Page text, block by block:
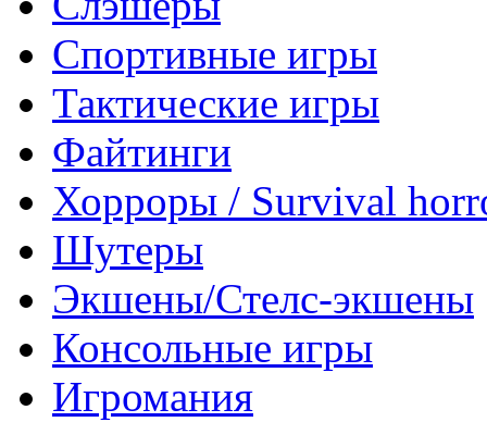
Спортивные игры
Тактические игры
Файтинги
Хорроры / Survival
Шутеры
Экшены/Стелс-экшены
Консольные игры
Игромания